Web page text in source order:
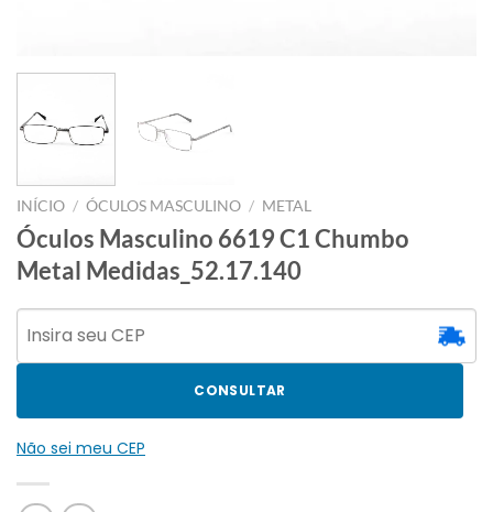
INÍCIO / ÓCULOS MASCULINO / METAL
Óculos Masculino 6619 C1 Chumbo
Metal Medidas_52.17.140
CONSULTAR
Não sei meu CEP